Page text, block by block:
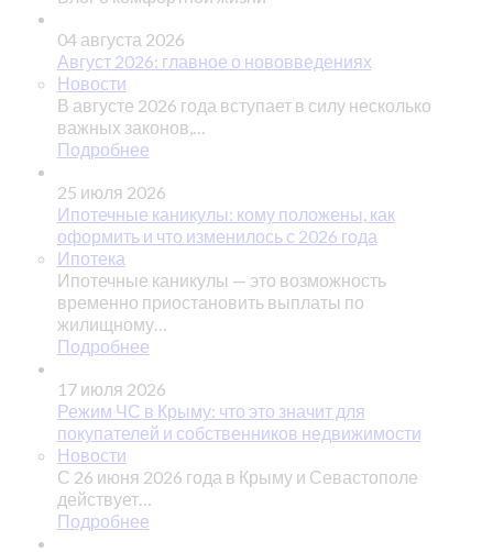
04 августа 2026
Август 2026: главное о нововведениях
Новости
В августе 2026 года вступает в силу несколько
важных законов,…
Подробнее
25 июля 2026
Ипотечные каникулы: кому положены, как
оформить и что изменилось с 2026 года
Ипотека
Ипотечные каникулы — это возможность
временно приостановить выплаты по
жилищному…
Подробнее
17 июля 2026
Режим ЧС в Крыму: что это значит для
покупателей и собственников недвижимости
Новости
С 26 июня 2026 года в Крыму и Севастополе
действует…
Подробнее